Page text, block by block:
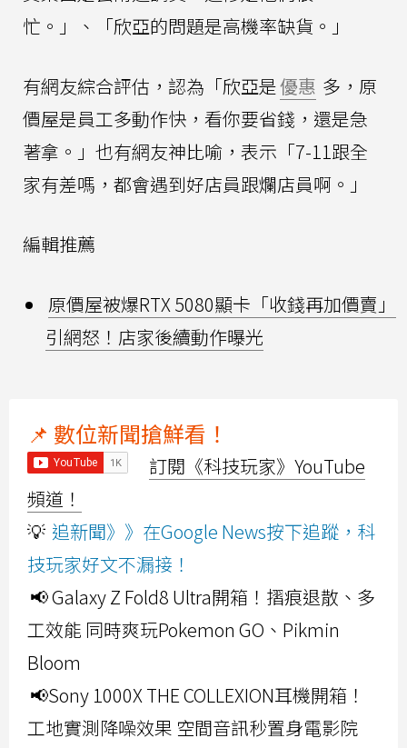
忙。」、「欣亞的問題是高機率缺貨。」
有網友綜合評估，認為「欣亞是優惠 多，原
價屋是員工多動作快，看你要省錢，還是急
著拿。」也有網友神比喻，表示「7-11跟全
家有差嗎，都會遇到好店員跟爛店員啊。」
編輯推薦
原價屋被爆RTX 5080顯卡「收錢再加價賣」
引網怒！店家後續動作曝光
📌 數位新聞搶鮮看！
訂閱《科技玩家》YouTube
頻道！
💡 追新聞》》在Google News按下追蹤，科
技玩家好文不漏接！
📢 Galaxy Z Fold8 Ultra開箱！摺痕退散、多
工效能 同時爽玩Pokemon GO、Pikmin
Bloom
📢Sony 1000X THE COLLEXION耳機開箱！
工地實測降噪效果 空間音訊秒置身電影院